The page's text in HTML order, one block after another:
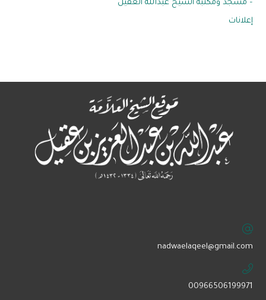
– مسجد ومكتبة الشيخ عبدالله العقيل
إعلانات
‏nadwaelaqeel@gmail.com
00966506199971